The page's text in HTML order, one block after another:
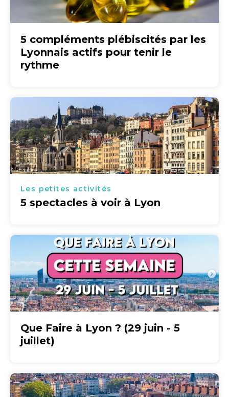
5 compléments plébiscités par les
Lyonnais actifs pour tenir le
rythme
Les petites activités
5 spectacles à voir à Lyon
Que Faire à Lyon ? (29 juin - 5
juillet)